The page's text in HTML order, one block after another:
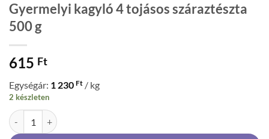
Gyermelyi kagyló 4 tojásos száraztészta
500 g
615 Ft
Egységár: 1 230 Ft / kg
2 készleten
Gyermelyi kagyló 4 tojásos száraztészta 500 g mennyiség